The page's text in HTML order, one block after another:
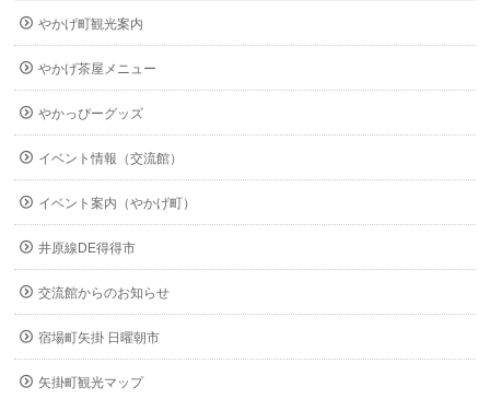
やかげ町観光案内
やかげ茶屋メニュー
やかっぴーグッズ
イベント情報（交流館）
イベント案内（やかげ町）
井原線DE得得市
交流館からのお知らせ
宿場町矢掛 日曜朝市
矢掛町観光マップ